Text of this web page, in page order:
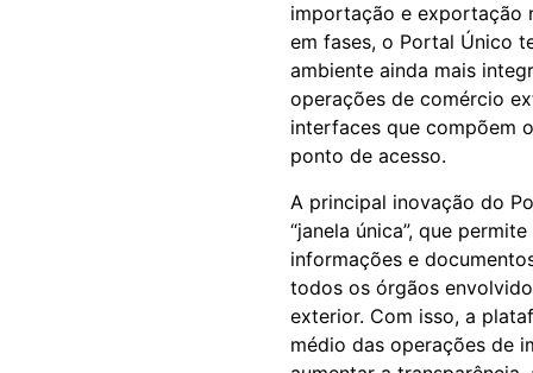
importação e exportação
em fases, o Portal Único
ambiente ainda mais
operações de comércio
interfaces que compõem
ponto de acesso.
A principal inovação do
“janela única”, que
informações e
todos os órgãos
exterior. Com isso, a
médio das operações de